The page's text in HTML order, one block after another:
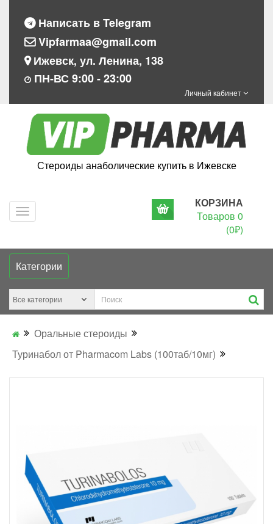
Написать в Telegram
Vipfarmaa@gmail.com
Ижевск, ул. Ленина, 138
ПН-ВС 9:00 - 23:00
Личный кабинет
Стероиды анаболические купить в Ижевске
КОРЗИНА
Товаров 0
(0₽)
Категории
Оральные стероиды
Туринабол от Pharmacom Labs (100таб/10мг)